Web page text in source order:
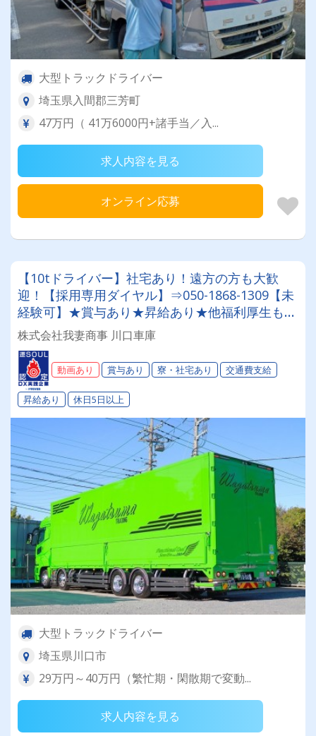
大型トラックドライバー
埼玉県入間郡三芳町
47万円（ 41万6000円+諸手当／入...
求人内容を見る
オンライン応募
【10tドライバー】社宅あり！遠方の方も大歓
迎！【採用専用ダイヤル】⇒050-1868-1309【未
経験可】★賞与あり★昇給あり★他福利厚生も充
実★◎あなたに合ったお仕事がここにあります
◎【完全専属車両】業績好調の証、毎年増車中！
株式会社我妻商事 川口車庫
動画あり 賞与あり 寮・社宅あり 交通費支給
昇給あり 休日5日以上
大型トラックドライバー
埼玉県川口市
29万円～40万円（繁忙期・閑散期で変動...
求人内容を見る